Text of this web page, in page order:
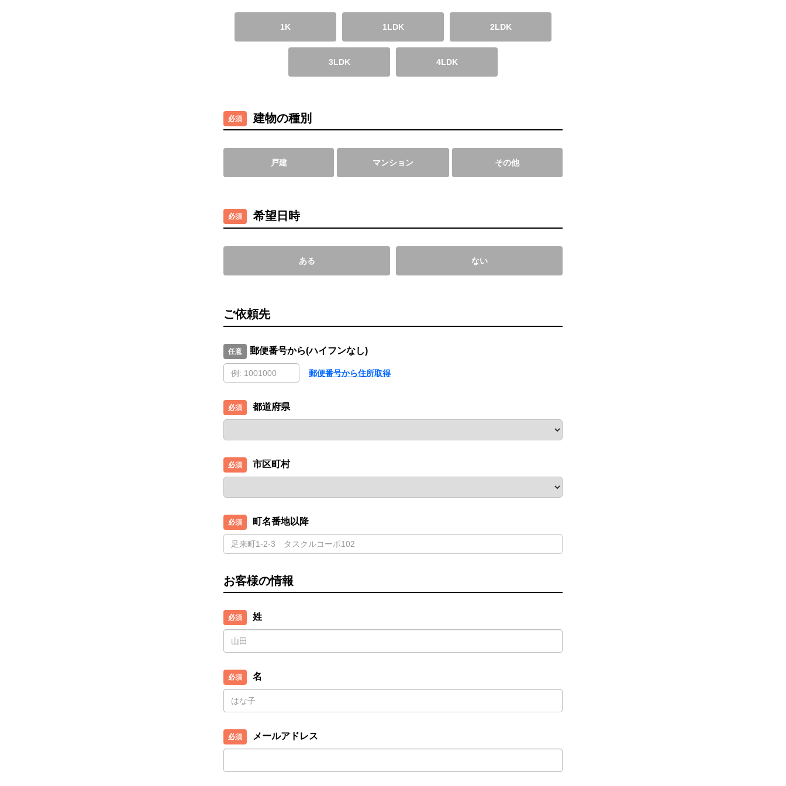
1K 1LDK 2LDK
3LDK 4LDK
建物の種別
戸建 マンション その他
希望日時
ある ない
ご依頼先
郵便番号から(ハイフンなし)
郵便番号から住所取得
都道府県
市区町村
町名番地以降
お客様の情報
姓
名
メールアドレス